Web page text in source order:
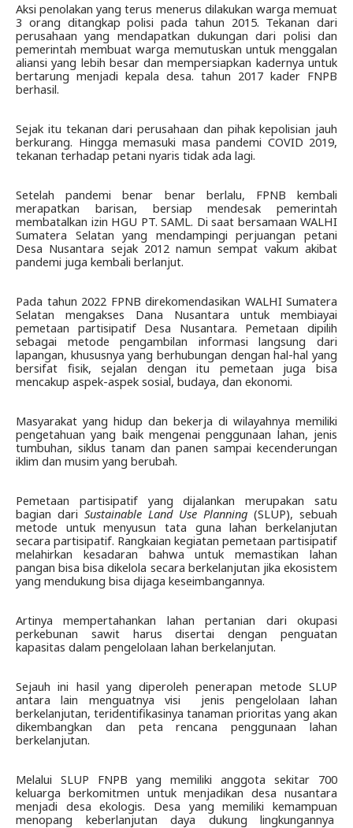
Aksi penolakan yang terus menerus dilakukan warga memuat
3 orang ditangkap polisi pada tahun 2015. Tekanan dari
perusahaan yang mendapatkan dukungan dari polisi dan
pemerintah membuat warga memutuskan untuk menggalan
aliansi yang lebih besar dan mempersiapkan kadernya untuk
bertarung menjadi kepala desa. tahun 2017 kader FNPB
berhasil.
Sejak itu tekanan dari perusahaan dan pihak kepolisian jauh
berkurang. Hingga memasuki masa pandemi COVID 2019,
tekanan terhadap petani nyaris tidak ada lagi.
Setelah pandemi benar benar berlalu, FPNB kembali
merapatkan barisan, bersiap mendesak pemerintah
membatalkan izin HGU PT. SAML. Di saat bersamaan WALHI
Sumatera Selatan yang mendampingi perjuangan petani
Desa Nusantara sejak 2012 namun sempat vakum akibat
pandemi juga kembali berlanjut.
Pada tahun 2022 FPNB direkomendasikan WALHI Sumatera
Selatan mengakses Dana Nusantara untuk membiayai
pemetaan partisipatif Desa Nusantara. Pemetaan dipilih
sebagai metode pengambilan informasi langsung dari
lapangan, khususnya yang berhubungan dengan hal-hal yang
bersifat fisik, sejalan dengan itu pemetaan juga bisa
mencakup aspek-aspek sosial, budaya, dan ekonomi.
Masyarakat yang hidup dan bekerja di wilayahnya memiliki
pengetahuan yang baik mengenai penggunaan lahan, jenis
tumbuhan, siklus tanam dan panen sampai kecenderungan
iklim dan musim yang berubah.
Pemetaan partisipatif yang dijalankan merupakan satu
bagian dari Sustainable Land Use Planning (SLUP), sebuah
metode untuk menyusun tata guna lahan berkelanjutan
secara partisipatif. Rangkaian kegiatan pemetaan partisipatif
melahirkan kesadaran bahwa untuk memastikan lahan
pangan bisa bisa dikelola secara berkelanjutan jika ekosistem
yang mendukung bisa dijaga keseimbangannya.
Artinya mempertahankan lahan pertanian dari okupasi
perkebunan sawit harus disertai dengan penguatan
kapasitas dalam pengelolaan lahan berkelanjutan.
Sejauh ini hasil yang diperoleh penerapan metode SLUP
antara lain menguatnya visi  jenis pengelolaan lahan
berkelanjutan, teridentifikasinya tanaman prioritas yang akan
dikembangkan dan peta rencana penggunaan lahan
berkelanjutan.
Melalui SLUP FNPB yang memiliki anggota sekitar 700
keluarga berkomitmen untuk menjadikan desa nusantara
menjadi desa ekologis. Desa yang memiliki kemampuan
menopang keberlanjutan daya dukung lingkungannya